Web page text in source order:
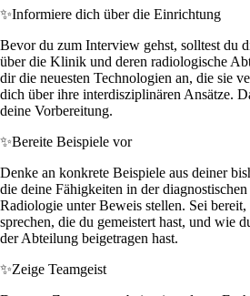
✨Informiere dich über die Einrichtung
Bevor du zum Interview gehst, solltest du
über die Klinik und deren radiologische
dir die neuesten Technologien an, die sie
dich über ihre interdisziplinären Ansätze.
deine Vorbereitung.
✨Bereite Beispiele vor
Denke an konkrete Beispiele aus deiner
die deine Fähigkeiten in der
Radiologie unter Beweis stellen. Sei
sprechen, die du gemeistert hast, und wie
der Abteilung beigetragen hast.
✨Zeige Teamgeist